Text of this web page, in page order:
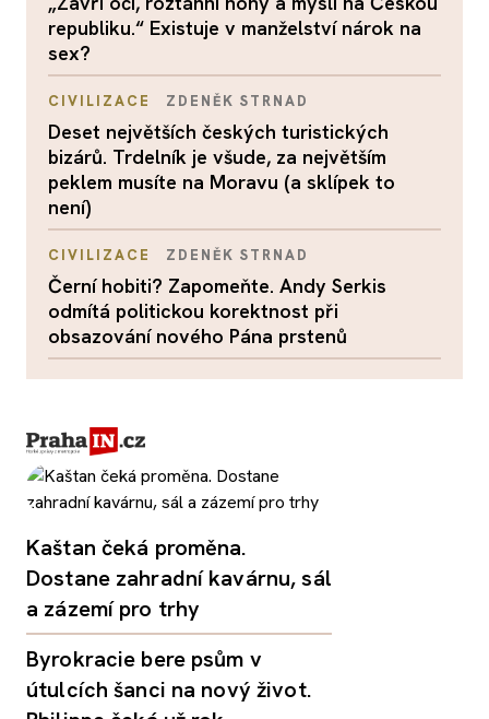
republiku.“ Existuje v manželství nárok na
sex?
CIVILIZACE ZDENĚK STRNAD
Deset největších českých turistických
bizárů. Trdelník je všude, za největším
peklem musíte na Moravu (a sklípek to
není)
CIVILIZACE ZDENĚK STRNAD
Černí hobiti? Zapomeňte. Andy Serkis
odmítá politickou korektnost při
obsazování nového Pána prstenů
Kaštan čeká proměna.
Dostane zahradní kavárnu, sál
a zázemí pro trhy
Byrokracie bere psům v
útulcích šanci na nový život.